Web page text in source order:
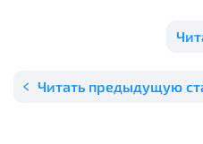
Читать предыдущую
Стандарт
Выделение публичного
лицевого счета